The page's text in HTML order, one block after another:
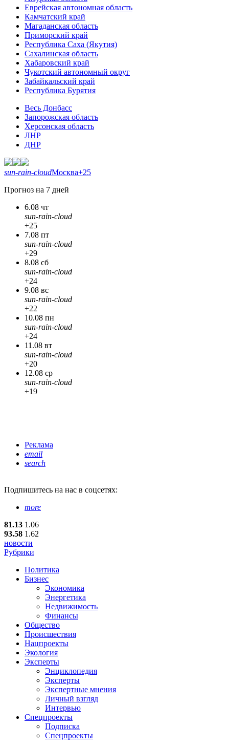
Еврейская автономная область
Камчатский край
Магаданская область
Приморский край
Республика Саха (Якутия)
Сахалинская область
Хабаровский край
Чукотский автономный округ
Забайкальский край
Республика Бурятия
Весь Донбасс
Запорожская область
Херсонская область
ЛНР
ДНР
sun-rain-cloudМосква+25
Прогноз на 7 дней
6.08 чт
sun-rain-cloud
+25
7.08 пт
sun-rain-cloud
+29
8.08 сб
sun-rain-cloud
+24
9.08 вс
sun-rain-cloud
+22
10.08 пн
sun-rain-cloud
+24
11.08 вт
sun-rain-cloud
+20
12.08 ср
sun-rain-cloud
+19
Реклама
email
search
Подпишитесь на нас в соцсетях:
more
81.13 1.06
93.58 1.62
новости
Рубрики
Политика
Бизнес
Экономика
Энергетика
Недвижимость
Финансы
Общество
Происшествия
Нацпроекты
Экология
Эксперты
Энциклопедия
Эксперты
Экспертные мнения
Личный взгляд
Интервью
Спецпроекты
Подписка
Спецпроекты